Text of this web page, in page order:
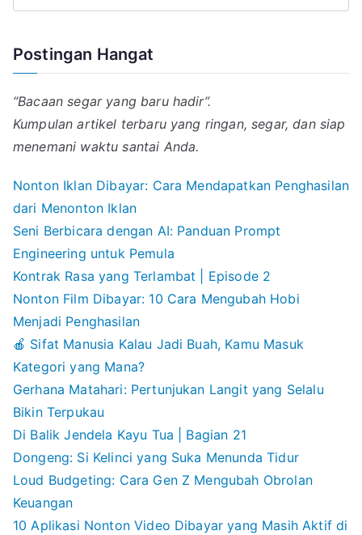
Postingan Hangat
“Bacaan segar yang baru hadir”.
Kumpulan artikel terbaru yang ringan, segar, dan siap
menemani waktu santai Anda.
Nonton Iklan Dibayar: Cara Mendapatkan Penghasilan
dari Menonton Iklan
Seni Berbicara dengan AI: Panduan Prompt
Engineering untuk Pemula
Kontrak Rasa yang Terlambat | Episode 2
Nonton Film Dibayar: 10 Cara Mengubah Hobi
Menjadi Penghasilan
🍎 Sifat Manusia Kalau Jadi Buah, Kamu Masuk
Kategori yang Mana?
Gerhana Matahari: Pertunjukan Langit yang Selalu
Bikin Terpukau
Di Balik Jendela Kayu Tua | Bagian 21
Dongeng: Si Kelinci yang Suka Menunda Tidur
Loud Budgeting: Cara Gen Z Mengubah Obrolan
Keuangan
10 Aplikasi Nonton Video Dibayar yang Masih Aktif di